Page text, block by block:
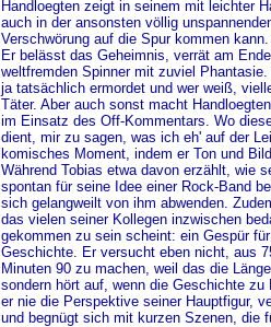
Handloegten zeigt in seinem mit leichter
auch in der ansonsten völlig
Verschwörung auf die Spur kommen
Er belässt das Geheimnis, verrät am
weltfremden Spinner mit zuviel
ja tatsächlich ermordet und wer weiß,
Täter. Aber auch sonst macht
im Einsatz des Off-Kommentars. Wo
dient, mir zu sagen, was ich eh' auf der
komisches Moment, indem er Ton und
Während Tobias etwa davon erzählt, wie
spontan für seine Idee einer Rock-Band
sich gelangweilt von ihm abwenden.
das vielen seiner Kollegen inzwischen
gekommen zu sein scheint: ein Gespür
Geschichte. Er versucht eben nicht, aus
Minuten 90 zu machen, weil das die
sondern hört auf, wenn die Geschichte
er nie die Perspektive seiner Hauptfigur,
und begnügt sich mit kurzen Szenen, die